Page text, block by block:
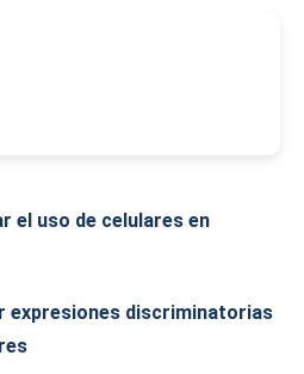
el uso de celulares en
expresiones discriminatorias